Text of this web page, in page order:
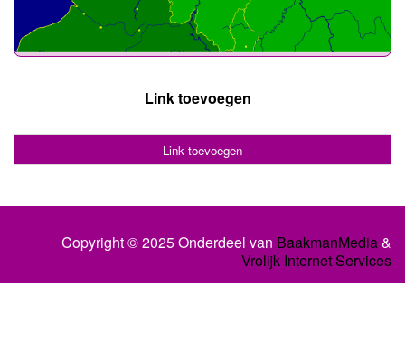
Link toevoegen
Link toevoegen
Copyright © 2025 Onderdeel van BaakmanMedia&
Vrolijk Internet Services